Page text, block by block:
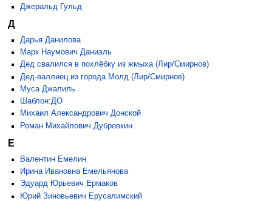
Джеральд Гульд
Д
Дарья Данилова
Марк Наумович Даниэль
Дед свалился в похлёбку из жмыха (Лир/Смирнов)
Дед-валлиец из города Молд (Лир/Смирнов)
Муса Джалиль
Шаблон:ДО
Михаил Александрович Донской
Роман Михайлович Дубровкин
Е
Валентин Емелин
Ирина Ивановна Емельянова
Эдуард Юрьевич Ермаков
Юрий Зиновьевич Ерусалимский